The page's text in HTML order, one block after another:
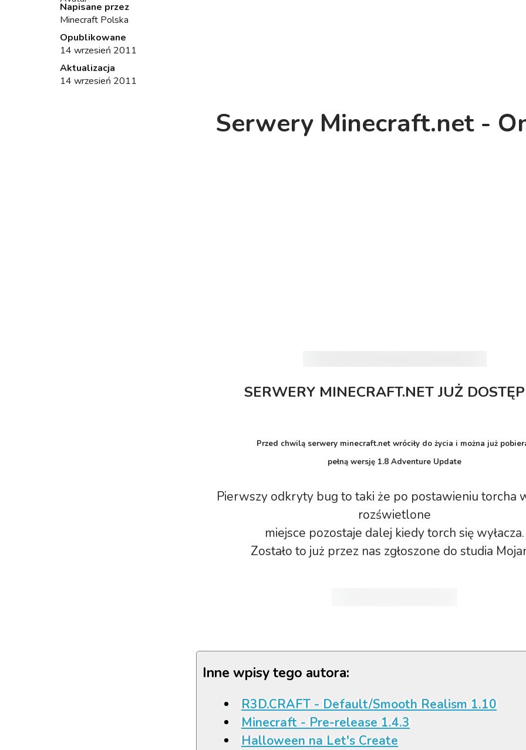
Napisane przez
Minecraft Polska
Opublikowane
14 wrzesień 2011
Aktualizacja
14 wrzesień 2011
Serwery Minecraft.net -
SERWERY MINECRAFT.NET JUŻ
Przed chwilą serwery minecraft.net wróciły do życia i można już
pełną wersję 1.8 Adventure Update
Pierwszy odkryty bug to taki że po postawieniu torcha
rozświetlone
miejsce pozostaje dalej kiedy torch się wyłacza.
Zostało to już przez nas zgłoszone do studia
Inne wpisy tego autora:
R3D.CRAFT - Default/Smooth Realism 1.10
Minecraft - Pre-release 1.4.3
Halloween na Let's Create